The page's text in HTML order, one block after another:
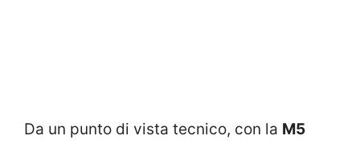
Da un punto di vista tecnico, con la M5